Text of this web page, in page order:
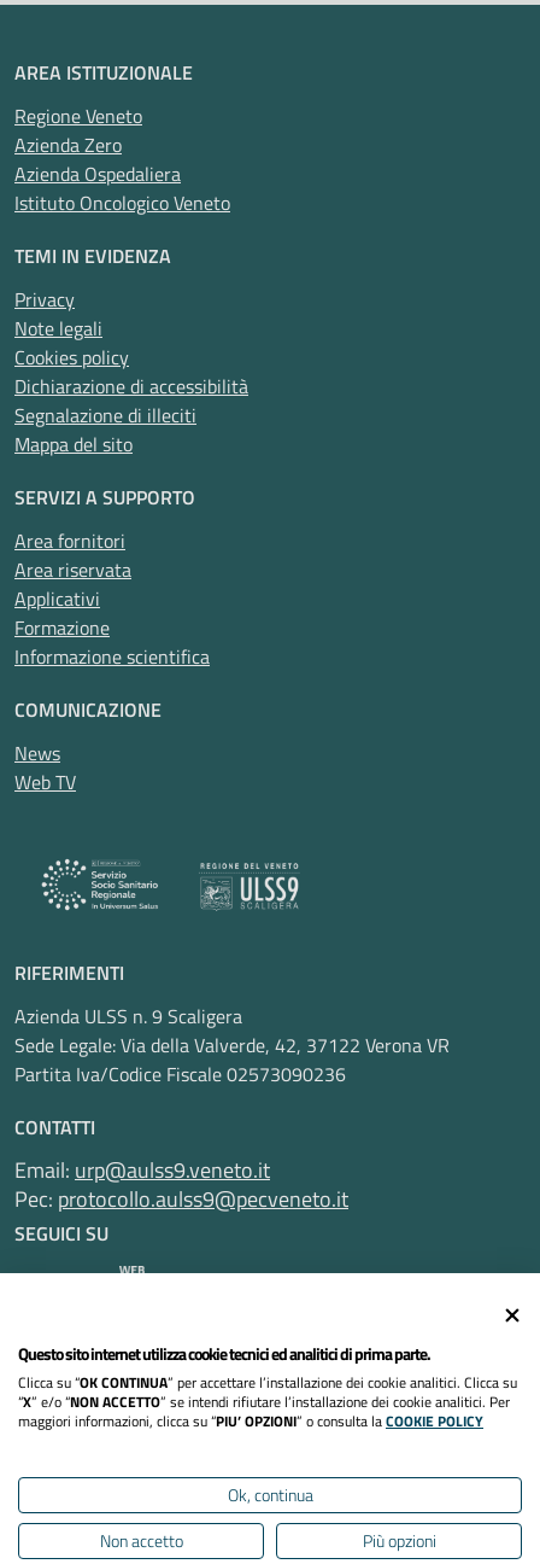
AREA ISTITUZIONALE
Regione Veneto
Azienda Zero
Azienda Ospedaliera
Istituto Oncologico Veneto
TEMI IN EVIDENZA
Privacy
Note legali
Cookies policy
Dichiarazione di accessibilità
Segnalazione di illeciti
Mappa del sito
SERVIZI A SUPPORTO
Area fornitori
Area riservata
Applicativi
Formazione
Informazione scientifica
COMUNICAZIONE
News
Web TV
RIFERIMENTI
Azienda ULSS n. 9 Scaligera
Sede Legale: Via della Valverde, 42, 37122 Verona VR
Partita Iva/Codice Fiscale 02573090236
CONTATTI
Email: urp@aulss9.veneto.it
Pec: protocollo.aulss9@pecveneto.it
SEGUICI SU
Informativa privacy
Dichiarazione di accessibilità
Mappa del sito
Questo sito internet utilizza cookie tecnici ed analitici di prima parte.
Clicca su “OK CONTINUA” per accettare l’installazione dei cookie analitici. Clicca su
“X” e/o “NON ACCETTO” se intendi rifiutare l’installazione dei cookie analitici. Per
maggiori informazioni, clicca su “PIU’ OPZIONI” o consulta laCOOKIE POLICY
Ok, continua
Non accetto
Più opzioni